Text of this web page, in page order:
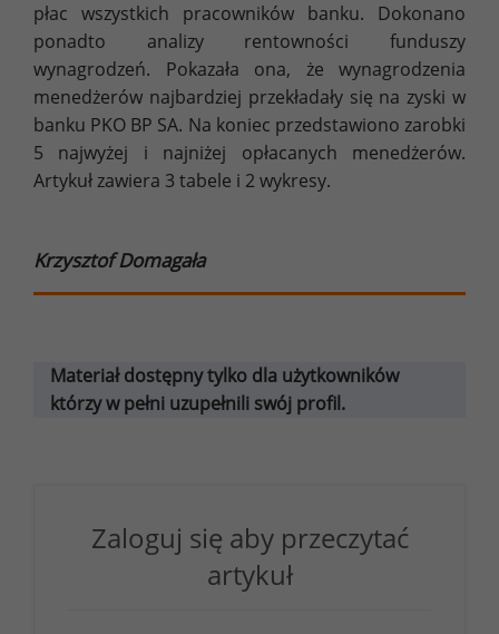
płac wszystkich pracowników banku. Dokonano
ponadto analizy rentowności funduszy
wynagrodzeń. Pokazała ona, że wynagrodzenia
menedżerów najbardziej przekładały się na zyski w
banku PKO BP SA. Na koniec przedstawiono zarobki
5 najwyżej i najniżej opłacanych menedżerów.
Artykuł zawiera 3 tabele i 2 wykresy.
Krzysztof Domagała
Materiał dostępny tylko dla użytkowników
którzy w pełni uzupełnili swój profil.
Zaloguj się aby przeczytać
artykuł